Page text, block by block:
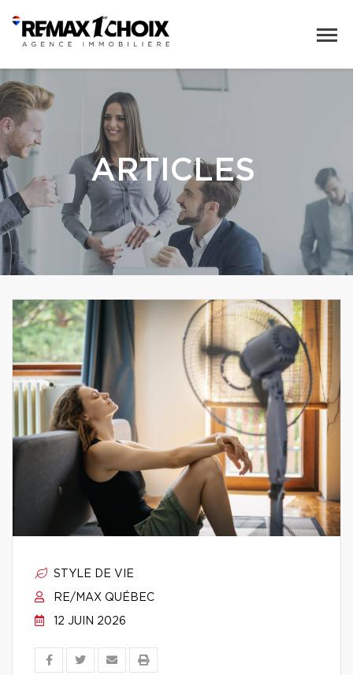
ARTICLES
STYLE DE VIE
RE/MAX QUÉBEC
12 JUIN 2026